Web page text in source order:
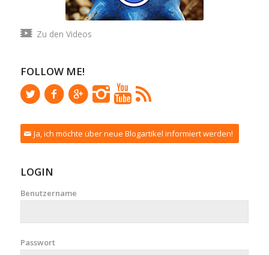
Zu den Videos
FOLLOW ME!
Ja, ich möchte über neue Blogartikel informiert werden!
LOGIN
Benutzername
Passwort